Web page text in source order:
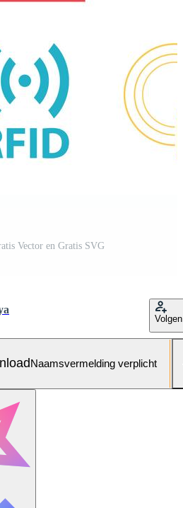
Vector en Gratis SVG
Volgen
Naamsvermelding verplicht